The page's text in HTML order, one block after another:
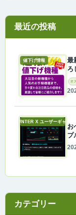
最近の投稿
値下げ情報
最
ろ
オ
A-COUNTER X ユーザーギャラリ
お
プ
カテゴリー